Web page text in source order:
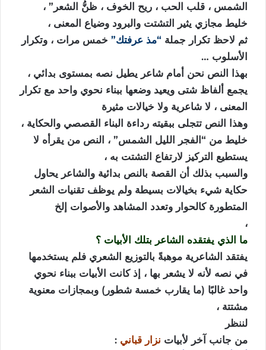
الشمس ، قلب الحب ، ريح الخوف ، ظنُّ الشعر” ،
خليط مجازي يثير التشتت والبرود وضياع المعنى ،
ثم لاحظ تكرار جملة “مذ عرفتك” خمس مرات ، وتكرار
الأسلوب …
بهذا النص نحن أمام شاعر يطيل نصه بمستوى بدائي ،
يجمع ألفاظ شتى ويعيد وضعها ببناء نحوي واحد مع تكرار
المعنى ، لا شاعرية ولا خيالات مثيرة
وهذا النص تتجلى ببقيته رداءة البناء القصصي والحكاية ،
خليط من “الفجر الليل الشمس” ، النص من يقرأه لا
يستطيع التركيز لارتفاع التشتت به ،
والسبب بذلك أن القصة بالنص بدائية والشاعر يحاول
حكاية شيء بخيالات بسيطة ولم يوظف تقنيات الشعر
المتطورة كالحوار وتعدد المشاهد والأصوات إلخ
،
ما الذي يفتقده الشاعر بتلك الأبيات ؟
يفتقد الشاعرية موهبةً بالتوزيع الشعري فلم يستخدمها
في نصه لأنه لا يشعر بها ، إذ كانت الأبيات ببناء نحوي
واحد غالبًا (ما يقارب خمسة شطور) وبمجازات معنوية
مشتتة ،
لننظر
من جانب آخر لأبيات نزار قباني :